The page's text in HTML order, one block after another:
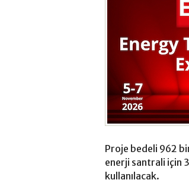
Proje bedeli 962
enerji santrali için
kullanılacak.